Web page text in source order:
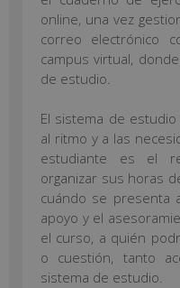
online, una vez
correo electrónico
campus virtual,
de estudio.
El sistema de
al ritmo y a las
estudiante es el
organizar sus horas
cuándo se presenta
apoyo y el
el curso, a quién
o cuestión, tanto
sistema de estudio.